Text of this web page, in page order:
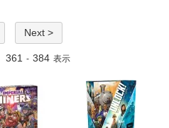
Next >
361 - 384 表示